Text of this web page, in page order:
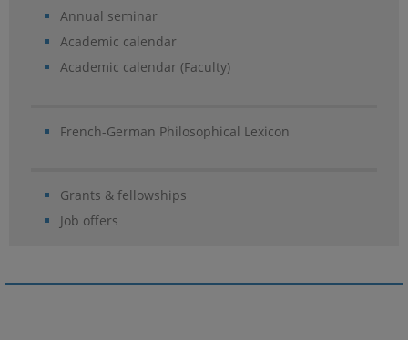
Annual seminar
Academic calendar
Academic calendar (Faculty)
French-German Philosophical Lexicon
Grants & fellowships
Job offers